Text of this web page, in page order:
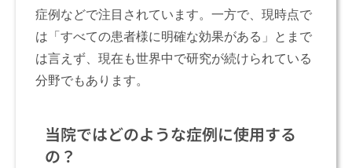
症例などで注目されています。一方で、現時点で
は「すべての患者様に明確な効果がある」とまで
は言えず、現在も世界中で研究が続けられている
分野でもあります。
当院ではどのような症例に使用する
の？